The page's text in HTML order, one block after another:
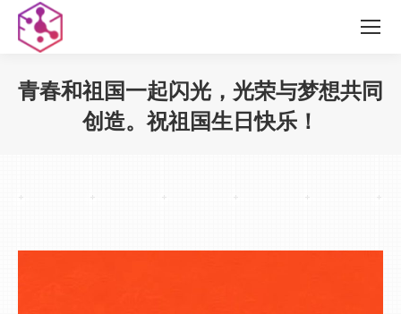
青春和祖国一起闪光，光荣与梦想共同
创造。祝祖国生日快乐！